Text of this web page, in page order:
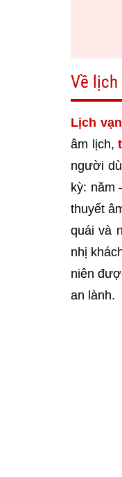
Về lịch
Lịch
âm lịch,
người
kỳ: năm
thuyết
quái và
nhị
niên
an lành.